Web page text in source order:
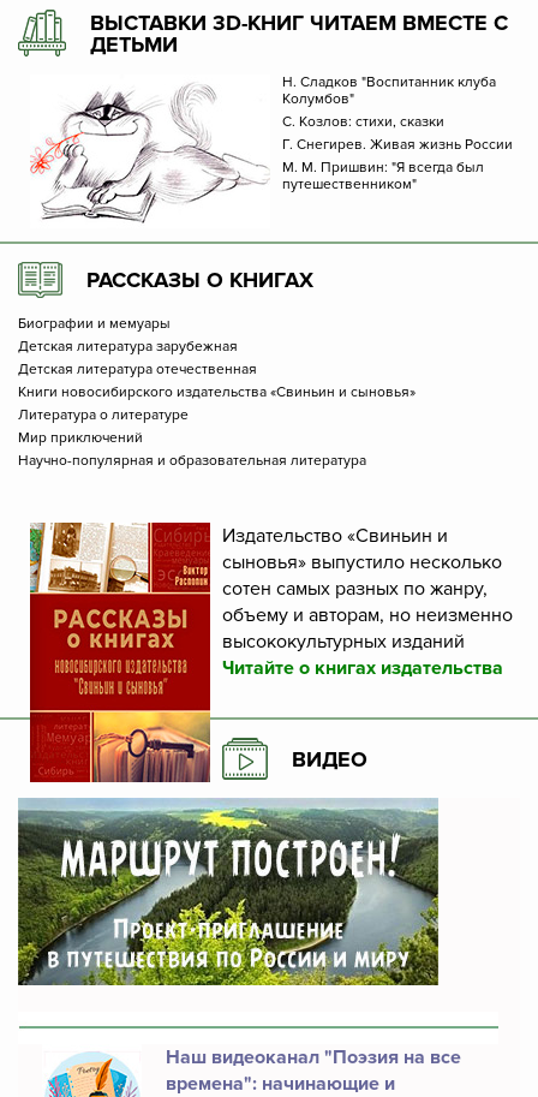
ВЫСТАВКИ 3D-КНИГ ЧИТАЕМ ВМЕСТЕ С
ДЕТЬМИ
Н. Сладков "Воспитанник клуба
Колумбов"
С. Козлов: стихи, сказки
Г. Снегирев. Живая жизнь России
М. М. Пришвин: "Я всегда был
путешественником"
РАССКАЗЫ О КНИГАХ
Биографии и мемуары
Детская литература зарубежная
Детская литература отечественная
Книги новосибирского издательства «Свиньин и сыновья»
Литература о литературе
Мир приключений
Научно-популярная и образовательная литература
Издательство «Свиньин и
сыновья» выпустило несколько
сотен самых разных по жанру,
объему и авторам, но неизменно
высококультурных изданий
Читайте о книгах издательства
ВИДЕО
Наш видеоканал "Поэзия на все
времена": начинающие и